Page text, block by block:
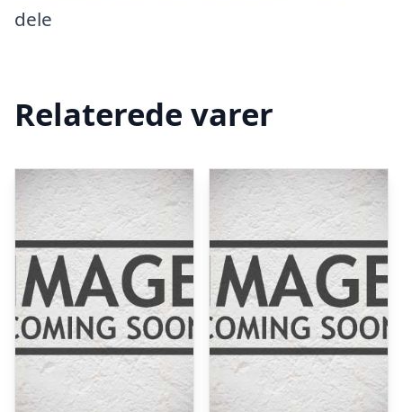
dele
Relaterede varer